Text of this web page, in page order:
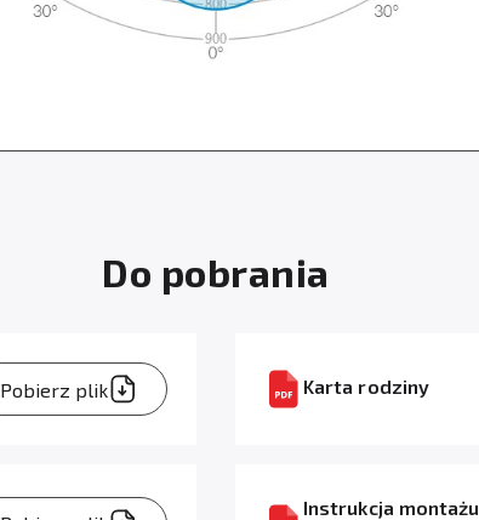
Do pobrania
Pobierz plik Karta rodziny
Instrukcja montażu